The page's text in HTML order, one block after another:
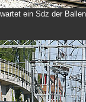
ein Sdz der